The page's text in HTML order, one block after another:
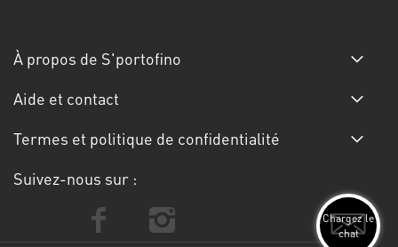
À propos de S'portofino
Aide et contact
Termes et politique de confidentialité
Suivez-nous sur :
Chargez le
chat